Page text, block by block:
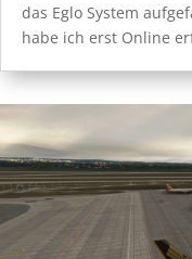
das Eglo System
habe ich erst Online